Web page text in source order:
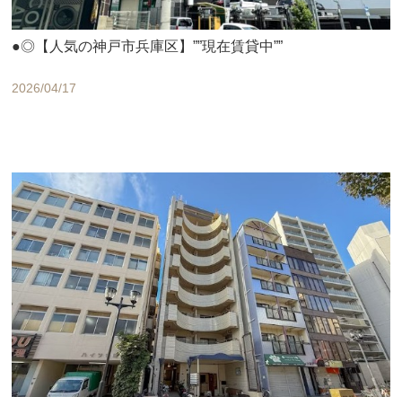
●◎【人気の神戸市兵庫区】””現在賃貸中””
2026/04/17